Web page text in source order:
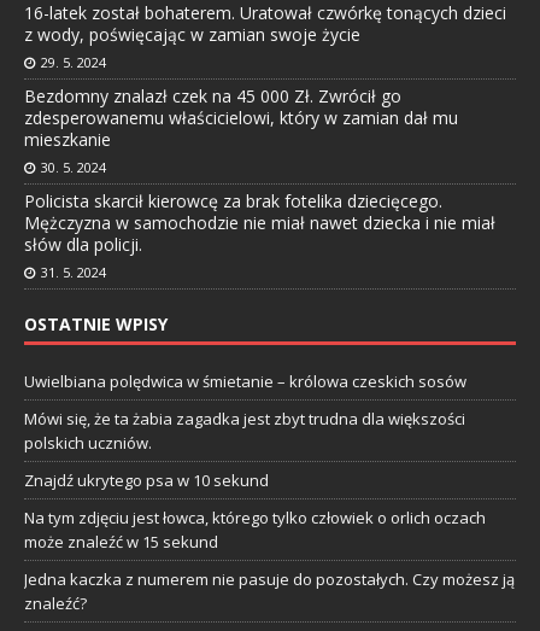
16-latek został bohaterem. Uratował czwórkę tonących dzieci
z wody, poświęcając w zamian swoje życie
29. 5. 2024
Bezdomny znalazł czek na 45 000 Zł. Zwrócił go
zdesperowanemu właścicielowi, który w zamian dał mu
mieszkanie
30. 5. 2024
Policista skarcił kierowcę za brak fotelika dziecięcego.
Mężczyzna w samochodzie nie miał nawet dziecka i nie miał
słów dla policji.
31. 5. 2024
OSTATNIE WPISY
Uwielbiana polędwica w śmietanie – królowa czeskich sosów
Mówi się, że ta żabia zagadka jest zbyt trudna dla większości
polskich uczniów.
Znajdź ukrytego psa w 10 sekund
Na tym zdjęciu jest łowca, którego tylko człowiek o orlich oczach
może znaleźć w 15 sekund
Jedna kaczka z numerem nie pasuje do pozostałych. Czy możesz ją
znaleźć?